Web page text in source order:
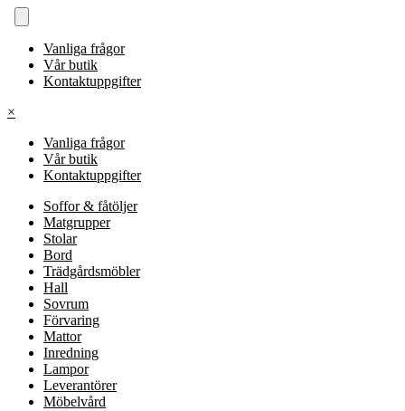
Vanliga frågor
Vår butik
Kontaktuppgifter
×
Vanliga frågor
Vår butik
Kontaktuppgifter
Soffor & fåtöljer
Matgrupper
Stolar
Bord
Trädgårdsmöbler
Hall
Sovrum
Förvaring
Mattor
Inredning
Lampor
Leverantörer
Möbelvård